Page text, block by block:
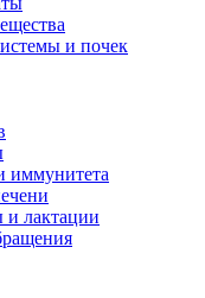
и почек
иммунитета
и лактации